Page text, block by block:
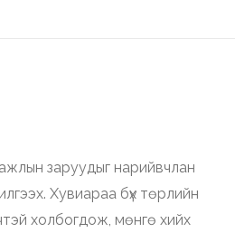
заруудыг нарийвчлан
Хувиараа бүх төрлийн
холбогдож, мөнгө хийх